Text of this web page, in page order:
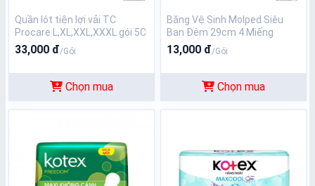
Quần lót tiện lợi vải TC
Procare L,XL,XXL,XXXL gói 5C
33,000 đ/Gói
Chọn mua
Băng Vệ Sinh Molped Siêu
Ban Đêm 29cm 4 Miếng
13,000 đ/Gói
Chọn mua